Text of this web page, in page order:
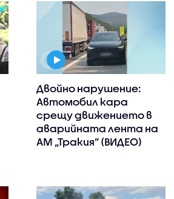
Двойно нарушение:
Автомобил кара
срещу движението в
аварийната лента на
АМ „Тракия” (ВИДЕО)